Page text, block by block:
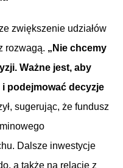
zwiększenie udziałów
rozwagą. „Nie chcemy
. Ważne jest, aby
i podejmować decyzje
, sugerując, że fundusz
. Dalsze inwestycje
a także na relacje z